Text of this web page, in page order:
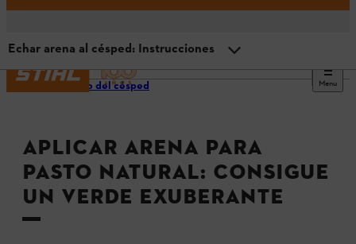
Menu
Cuidado del césped
APLICAR ARENA PARA
PASTO NATURAL: CONSIGUE
UN VERDE EXUBERANTE
Echar arena al césped: Instrucciones
Por qué deberías poner arena en el césped
Cuándo necesitas renovar tu césped